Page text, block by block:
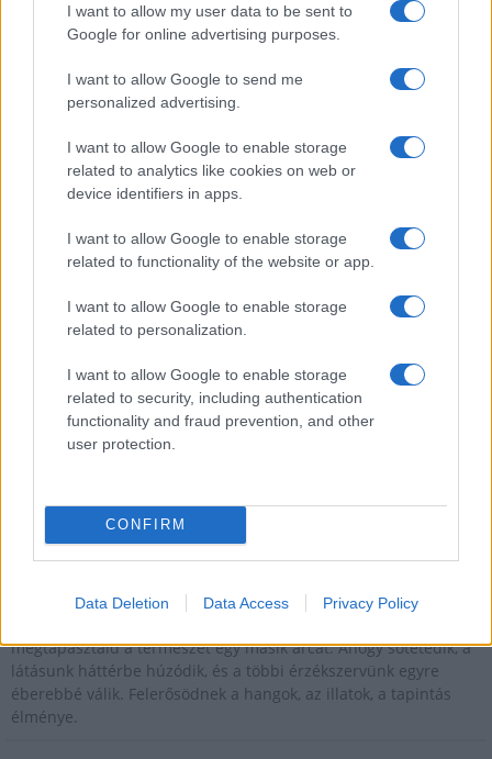
I want to allow my user data to be sent to
Google for online advertising purposes.
I want to allow Google to send me
personalized advertising.
I want to allow Google to enable storage
related to analytics like cookies on web or
device identifiers in apps.
I want to allow Google to enable storage
related to functionality of the website or app.
I want to allow Google to enable storage
related to personalization.
I want to allow Google to enable storage
related to security, including authentication
functionality and fraud prevention, and other
user protection.
CONFIRM
Data Deletion Data Access Privacy Policy
Feliratkozom a hírlevélre és elfogadom az
adatvédelmi
szabályzatot!
FELIRATKOZÁS
Open Orfű: mozgás, zene, közösség
Augusztus első hétvégéjén (augusztus 1-2.) a Pécsi-tó partja
megtelik élettel, sporttal és élményekkel!
Brandnyúl mini disco
Kertben!
Helyi hírek
- csaknem 17 millió tonnával - messze a legnagyobb termelő.
Teliholdas Éjszakai Erdőfürdő
megtapasztald a természet egy másik arcát. Ahogy sötétedik, a
látásunk háttérbe húzódik, és a többi érzékszervünk egyre
éberebbé válik. Felerősödnek a hangok, az illatok, a tapintás
élménye.